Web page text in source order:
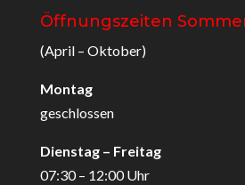
Öffnungszeiten
(April – Oktober)
Montag
geschlossen
Dienstag – Freitag
07:30 – 12:00 Uhr